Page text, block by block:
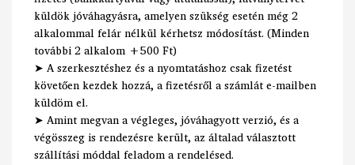
küldök jóváhagyásra, amelyen szükség esetén még 2
alkalommal felár nélkül kérhetsz módosítást. (Minden
további 2 alkalom +500 Ft)
➤ A szerkesztéshez és a nyomtatáshoz csak fizetést
követően kezdek hozzá, a fizetésről a számlát e-mailben
küldöm el.
➤ Amint megvan a végleges, jóváhagyott verzió, és a
végösszeg is rendezésre került, az általad választott
szállítási móddal feladom a rendelésed.